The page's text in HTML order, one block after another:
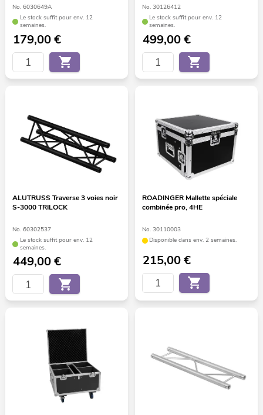
No. 6030649A
Le stock suffit pour env. 12
semaines.
179,00€
No. 30126412
Le stock suffit pour env. 12
semaines.
499,00€
ALUTRUSS Traverse 3 voies noir
S-3000 TRILOCK
No. 60302537
Le stock suffit pour env. 12
semaines.
449,00€
ROADINGER Mallette spéciale
combinée pro, 4HE
No. 30110003
Disponible dans env. 2 semaines.
215,00€